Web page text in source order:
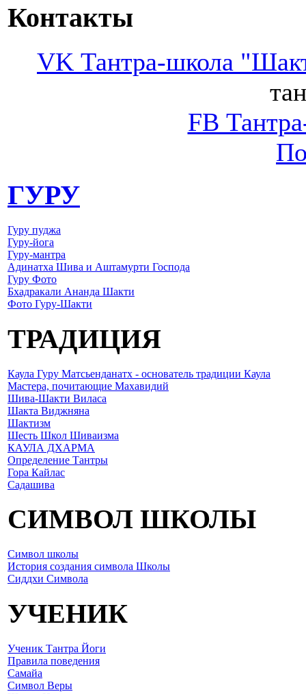
Контакты
VK Тантра-школа
FB
ГУРУ
Гуру пуджа
Гуру-йога
Гуру-мантра
Адинатха Шива и Аштамурти Господа
Гуру Фото
Бхадракали Ананда Шакти
Фото Гуру-Шакти
ТРАДИЦИЯ
Каула Гуру Матсьенданатх - основатель традиции Каула
Мастера, почитающие Махавидий
Шива-Шакти Виласа
Шакта Виджняна
Шактизм
Шесть Школ Шиваизма
КАУЛА ДХАРМА
Определение Тантры
Гора Кайлас
Садашива
СИМВОЛ ШКОЛЫ
Символ школы
История создания символа Школы
Сиддхи Символа
УЧЕНИК
Ученик Тантра Йоги
Правила поведения
Самайа
Символ Веры